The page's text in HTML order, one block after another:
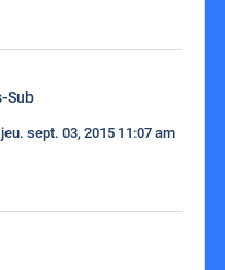
Sub
jeu. sept. 03, 2015 11:07 am